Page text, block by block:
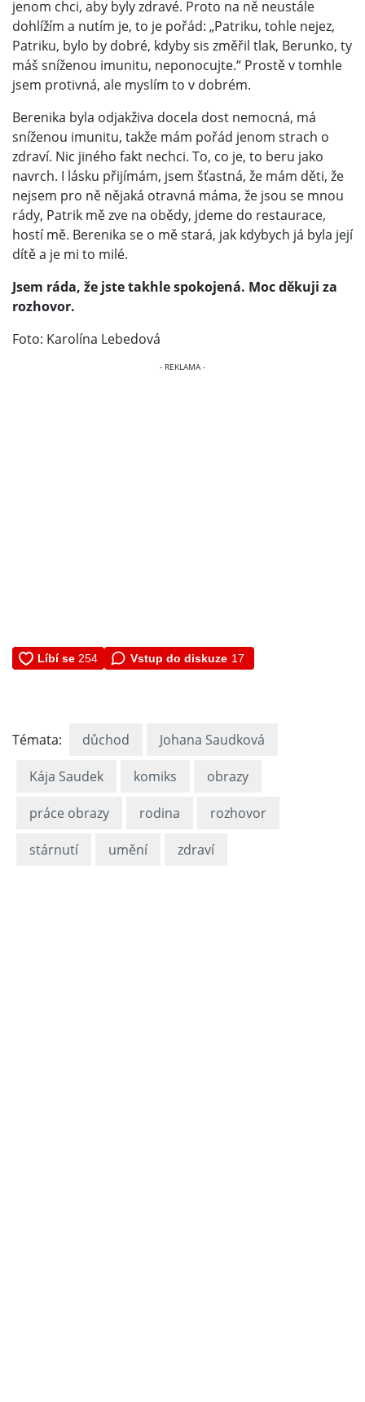
jenom chci, aby byly zdravé. Proto na ně neustále
dohlížím a nutím je, to je pořád: „Patriku, tohle nejez,
Patriku, bylo by dobré, kdyby sis změřil tlak, Berunko, ty
máš sníženou imunitu, neponocujte.“ Prostě v tomhle
jsem protivná, ale myslím to v dobrém.
Berenika byla odjakživa docela dost nemocná, má
sníženou imunitu, takže mám pořád jenom strach o
zdraví. Nic jiného fakt nechci. To, co je, to beru jako
navrch. I lásku přijímám, jsem šťastná, že mám děti, že
nejsem pro ně nějaká otravná máma, že jsou se mnou
rády, Patrik mě zve na obědy, jdeme do restaurace,
hostí mě. Berenika se o mě stará, jak kdybych já byla její
dítě a je mi to milé.
Jsem ráda, že jste takhle spokojená. Moc děkuji za
rozhovor.
Foto: Karolína Lebedová
Vstup do diskuze 17
Témata: důchod Johana Saudková
Kája Saudek komiks obrazy
práce obrazy rodina rozhovor
stárnutí umění zdraví